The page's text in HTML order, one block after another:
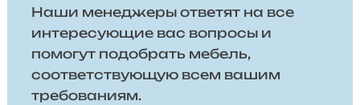
Наши менеджеры ответят на все
интересующие вас вопросы и
помогут подобрать мебель,
соответствующую всем вашим
требованиям.